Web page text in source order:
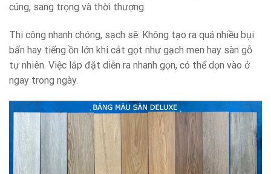
cúng, sang trọng và thời thượng.
Thi công nhanh chóng, sạch sẽ: Không tạo ra quá nhiều bụi
bẩn hay tiếng ồn lớn khi cắt gọt như gạch men hay sàn gỗ
tự nhiên. Việc lắp đặt diễn ra nhanh gọn, có thể dọn vào ở
ngay trong ngày.